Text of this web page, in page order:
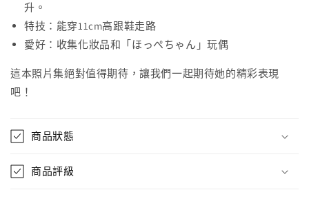
升。
特技：能穿11cm高跟鞋走路
愛好：收集化妝品和「ほっぺちゃん」玩偶
這本照片集絕對值得期待，讓我們一起期待她的精彩表現
吧！
商品狀態
商品評級